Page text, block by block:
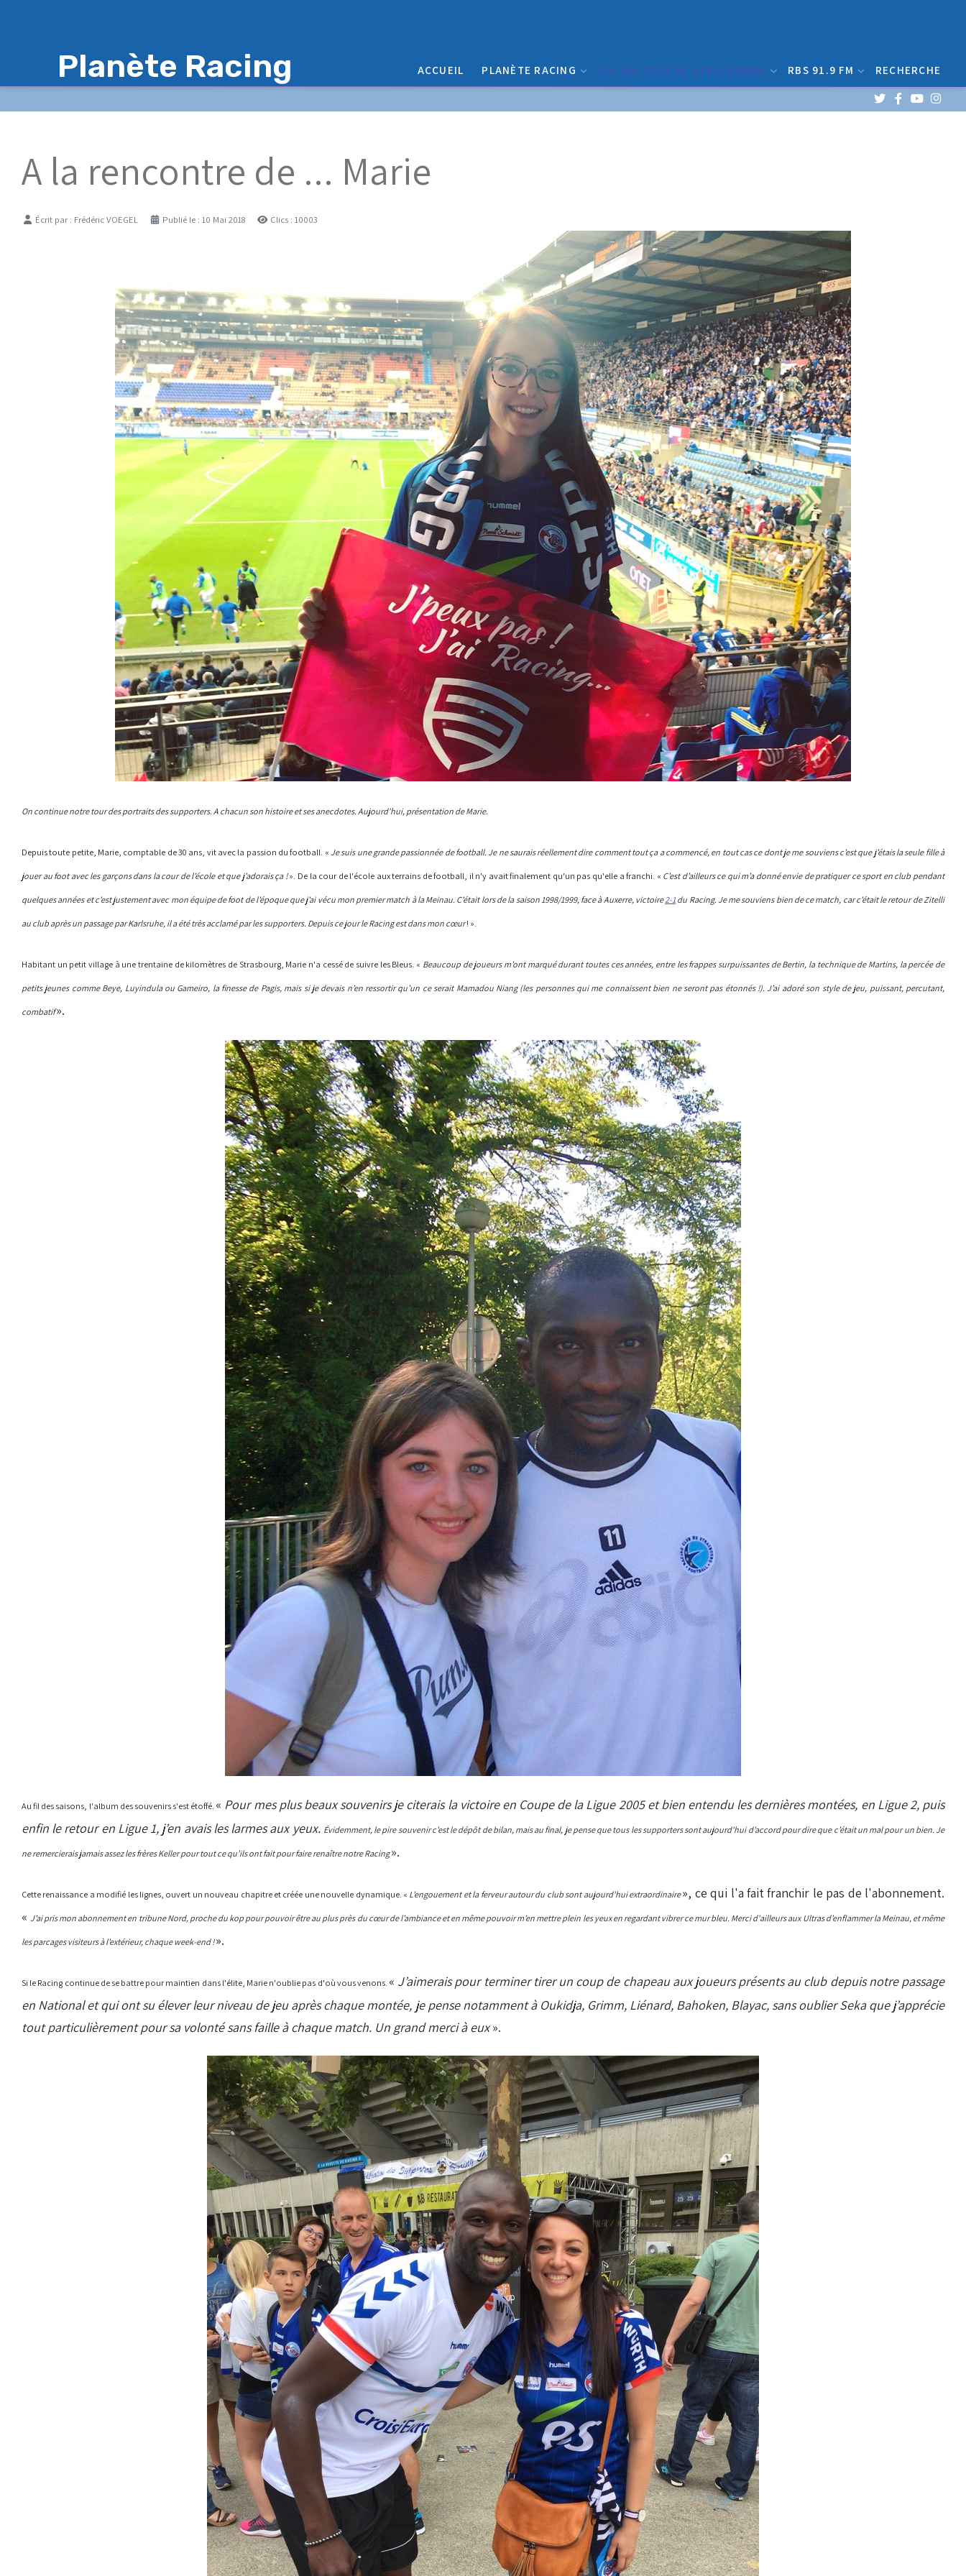
Planète Racing ACCUEIL PLANÈTE RACING RACING CLUB DE STRASBOURG RBS 91.9 FM RECHERCHE
A la rencontre de ... Marie
DétailsÉcrit par : Frédéric VOEGEL Publié le : 10 Mai 2018 Clics : 10003
On continue notre tour des portraits des supporters. A chacun son histoire et ses anecdotes. Aujourd'hui, présentation de Marie.
Depuis toute petite, Marie, comptable de 30 ans, vit avec la passion du football. « Je suis une grande passionnée de football. Je ne saurais réellement dire comment tout ça a commencé, en tout cas ce dont je me souviens c’est que j’étais la seule fille à
jouer au foot avec les garçons dans la cour de l’école et que j’adorais ça !». De la cour de l'école aux terrains de football, il n'y avait finalement qu'un pas qu'elle a franchi. « C’est d’ailleurs ce qui m’a donné envie de pratiquer ce sport en club pendant
quelques années et c’est justement avec mon équipe de foot de l’époque que j’ai vécu mon premier match à la Meinau. C’était lors de la saison 1998/1999, face à Auxerre, victoire2-1 du Racing. Je me souviens bien de ce match, car c’était le retour de Zitelli
au club après un passage par Karlsruhe, il a été très acclamé par les supporters. Depuis ce jour le Racing est dans mon cœur! ».
Habitant un petit village à une trentaine de kilomètres de Strasbourg, Marie n'a cessé de suivre les Bleus. « Beaucoup de joueurs m’ont marqué durant toutes ces années, entre les frappes surpuissantes de Bertin, la technique de Martins, la percée de
petits jeunes comme Beye, Luyindula ou Gameiro, la finesse de Pagis, mais si je devais n’en ressortir qu’un ce serait Mamadou Niang (les personnes qui me connaissent bien ne seront pas étonnés !). J’ai adoré son style de jeu, puissant, percutant,
combatif».
Au fil des saisons, l'album des souvenirs s'est étoffé. « Pour mes plus beaux souvenirs je citerais la victoire en Coupe de la Ligue 2005 et bien entendu les dernières montées, en Ligue 2, puis
enfin le retour en Ligue 1, j’en avais les larmes aux yeux. Évidemment, le pire souvenir c’est le dépôt de bilan, mais au final, je pense que tous les supporters sont aujourd'hui d’accord pour dire que c’était un mal pour un bien. Je
ne remercierais jamais assez les frères Keller pour tout ce qu’ils ont fait pour faire renaître notre Racing ».
Cette renaissance a modifié les lignes, ouvert un nouveau chapitre et créée une nouvelle dynamique. « L’engouement et la ferveur autour du club sont aujourd'hui extraordinaire», ce qui l'a fait franchir le pas de l'abonnement.
« J’ai pris mon abonnement en tribune Nord, proche du kop pour pouvoir être au plus près du cœur de l’ambiance et en même pouvoir m’en mettre plein les yeux en regardant vibrer ce mur bleu. Merci d'ailleurs aux Ultras d’enflammer la Meinau, et même
les parcages visiteurs à l’extérieur, chaque week-end ! ».
Si le Racing continue de se battre pour maintien dans l'élite, Marie n'oublie pas d'où vous venons. « J’aimerais pour terminer tirer un coup de chapeau aux joueurs présents au club depuis notre passage
en National et qui ont su élever leur niveau de jeu après chaque montée, je pense notamment à Oukidja, Grimm, Liénard, Bahoken, Blayac, sans oublier Seka que j’apprécie
tout particulièrement pour sa volonté sans faille à chaque match. Un grand merci à eux».